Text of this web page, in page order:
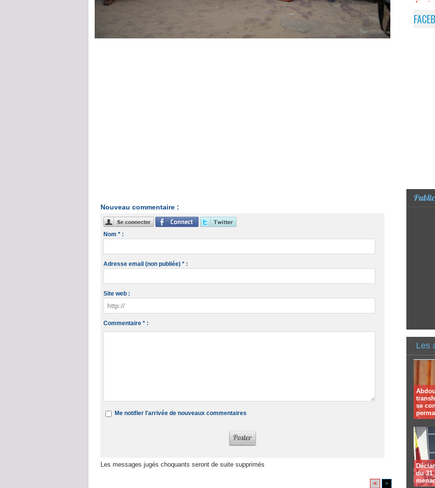
Nouveau commentaire :
Nom * :
Adresse email (non publiée) * :
Site web :
Commentaire * :
Me notifier l'arrivée de nouveaux commentaires
Les messages jugés choquants seront de suite supprimés
< >
Les
se
du 31